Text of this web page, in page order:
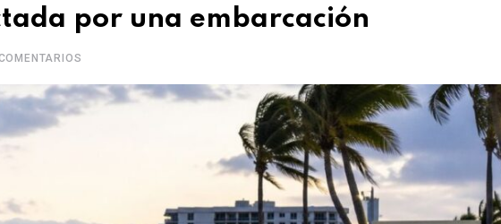
por una embarcación